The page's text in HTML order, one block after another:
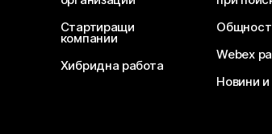
Стартиращи
компании
Хибридна работа
Общност
Webex
Новини